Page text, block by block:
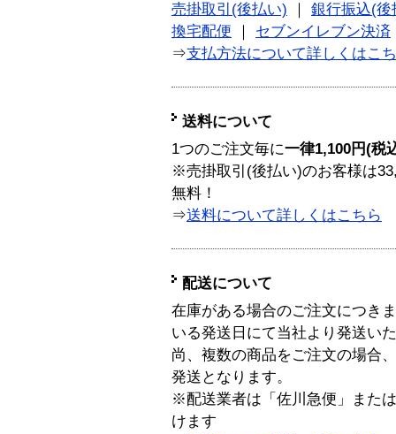
売掛取引(後払い)
銀行振込(後
換宅配便
セブンイレブン決済
⇒支払方法について詳しくはこ
送料について
1つのご注文毎に一律1,100円(税
※売掛取引(後払い)のお客様は
無料！
⇒送料について詳しくはこちら
配送について
在庫がある場合のご注文につき
いる発送日にて当社より発送い
尚、複数の商品をご注文の場合
発送となります。
※配送業者は「佐川急便」また
けます